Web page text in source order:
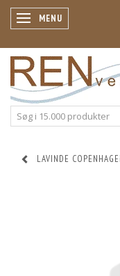
SKIFTE NAVIGATION
MENU
LAVINDE